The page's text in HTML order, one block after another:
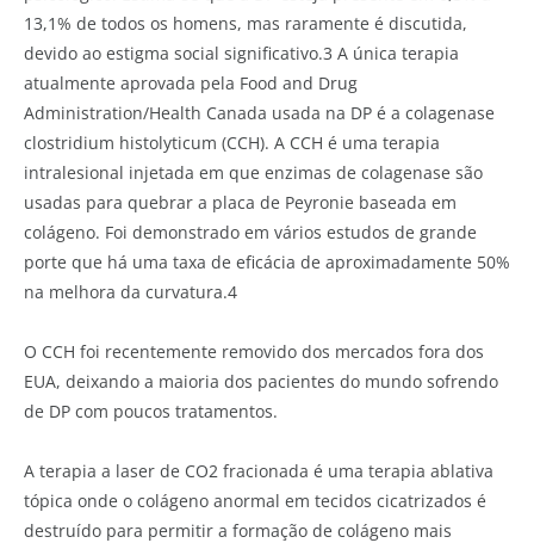
13,1% de todos os homens, mas raramente é discutida,
devido ao estigma social significativo.3 A única terapia
atualmente aprovada pela Food and Drug
Administration/Health Canada usada na DP é a colagenase
clostridium histolyticum (CCH). A CCH é uma terapia
intralesional injetada em que enzimas de colagenase são
usadas para quebrar a placa de Peyronie baseada em
colágeno. Foi demonstrado em vários estudos de grande
porte que há uma taxa de eficácia de aproximadamente 50%
na melhora da curvatura.4
O CCH foi recentemente removido dos mercados fora dos
EUA, deixando a maioria dos pacientes do mundo sofrendo
de DP com poucos tratamentos.
A terapia a laser de CO2 fracionada é uma terapia ablativa
tópica onde o colágeno anormal em tecidos cicatrizados é
destruído para permitir a formação de colágeno mais